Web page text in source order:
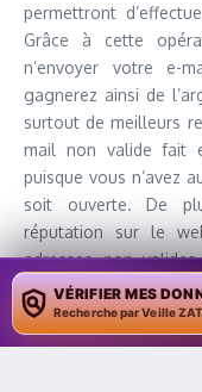
permettront
Grâce à cette
n’envoyer votre e-
gagnerez ainsi de
surtout de meilleurs
mail non valide fait
puisque vous n’avez
soit ouverte. De
réputation sur le
adresses non
simple vérification de
votre e-mail marketing
VÉRIFIER MES
Recherche par Veille
COPILOT POUR